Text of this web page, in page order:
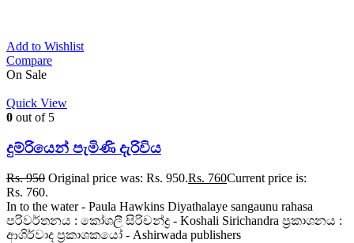
Add to Wishlist
Compare
On Sale
Quick View
0 out of 5
දුම්රියෙන් පැමිණි දැරිවිය
Rs.950 Original price was: Rs. 950.Rs. 760Current price is:
Rs. 760.
In to the water - Paula Hawkins Diyathalaye sangaunu rahasa
පරිවර්තනය : කෝශලී සිරිචන්ද්‍ර - Koshali Sirichandra ප්‍රකාශනය :
ආශිර්වාද ප්‍රකාශකයෝ - Ashirwada publishers